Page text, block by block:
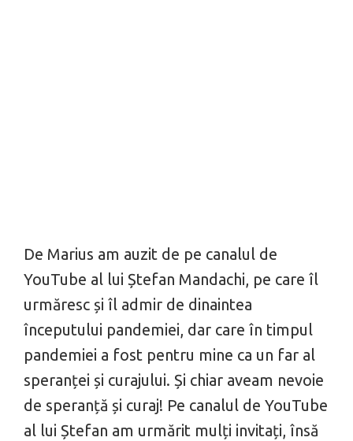
De Marius am auzit de pe canalul de
YouTube al lui Ștefan Mandachi, pe care îl
urmăresc și îl admir de dinaintea
începutului pandemiei, dar care în timpul
pandemiei a fost pentru mine ca un far al
speranței și curajului. Și chiar aveam nevoie
de speranță și curaj! Pe canalul de YouTube
al lui Ștefan am urmărit mulți invitați, însă